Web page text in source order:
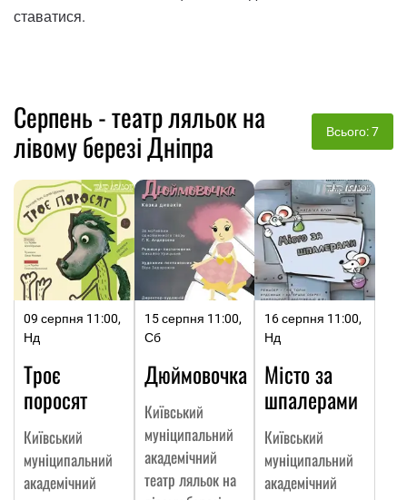
ставатися.
Серпень - театр ляльок на
лівому березі Дніпра
Всього: 7
09 серпня 11:00,
Нд
Троє
поросят
Київський
муніципальний
академічний
15 серпня 11:00,
Сб
Дюймовочка
Київський
муніципальний
академічний
театр ляльок на
16 серпня 11:00,
Нд
Місто за
шпалерами
Київський
муніципальний
академічний